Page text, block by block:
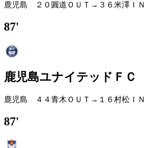
鹿児島 ２０圓道ＯＵＴ→３６米澤ＩＮ
87'
鹿児島ユナイテッドＦＣ
鹿児島 ４４青木ＯＵＴ→１６村松ＩＮ
87'